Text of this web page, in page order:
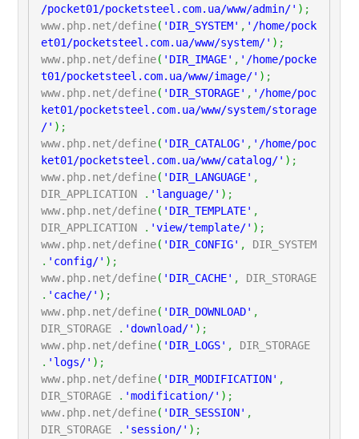
/pocket01/pocketsteel.com.ua/www/admin/' ) ;
www.php.net/define( 'DIR_SYSTEM' , '/home/pock
et01/pocketsteel.com.ua/www/system/' ) ;
www.php.net/define( 'DIR_IMAGE' , '/home/pocke
t01/pocketsteel.com.ua/www/image/' ) ;
www.php.net/define( 'DIR_STORAGE' , '/home/poc
ket01/pocketsteel.com.ua/www/system/storage
/' ) ;
www.php.net/define( 'DIR_CATALOG' , '/home/poc
ket01/pocketsteel.com.ua/www/catalog/' ) ;
www.php.net/define( 'DIR_LANGUAGE' ,
DIR_APPLICATION
. 'language/' ) ;
www.php.net/define( 'DIR_TEMPLATE' ,
DIR_APPLICATION
. 'view/template/' ) ;
www.php.net/define( 'DIR_CONFIG' ,
DIR_SYSTEM
. 'config/' ) ;
www.php.net/define( 'DIR_CACHE' ,
DIR_STORAGE
. 'cache/' ) ;
www.php.net/define( 'DIR_DOWNLOAD' ,
DIR_STORAGE
. 'download/' ) ;
www.php.net/define( 'DIR_LOGS' ,
DIR_STORAGE
. 'logs/' ) ;
www.php.net/define( 'DIR_MODIFICATION' ,
DIR_STORAGE
. 'modification/' ) ;
www.php.net/define( 'DIR_SESSION' ,
DIR_STORAGE
. 'session/' ) ;